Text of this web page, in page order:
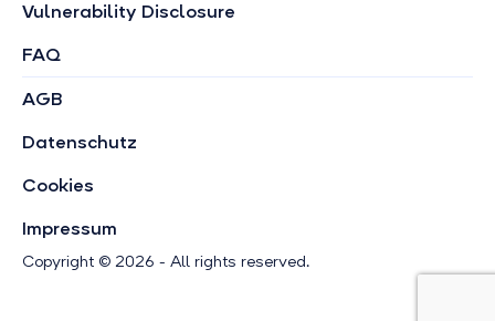
Vulnerability Disclosure
FAQ
Copyright © 2026 - All rights reserved.
AGB
Datenschutz
Cookies
Impressum